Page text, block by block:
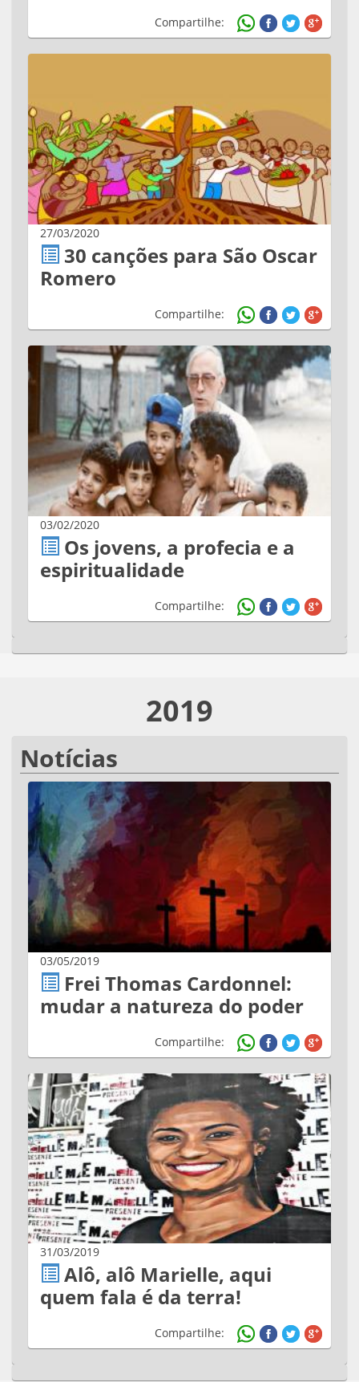
Compartilhe:
27/03/2020
30 canções para São Oscar
Romero
Compartilhe:
03/02/2020
Os jovens, a profecia e a
espiritualidade
Compartilhe:
2019
Notícias
03/05/2019
Frei Thomas Cardonnel:
mudar a natureza do poder
Compartilhe:
31/03/2019
Alô, alô Marielle, aqui
quem fala é da terra!
Compartilhe: